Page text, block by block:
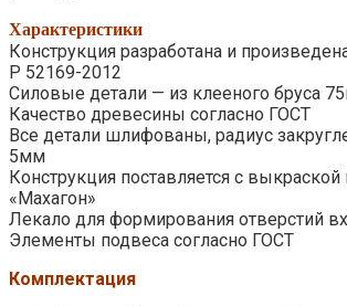
Характеристики
Конструкция разработана и
Р 52169-2012
Силовые детали — из клееного бруса
Качество древесины согласно ГОСТ
Все детали шлифованы, радиус
5мм
Конструкция поставляется с выкраской
«Махагон»
Лекало для формирования отверстий
Элементы подвеса согласно ГОСТ
Комплектация